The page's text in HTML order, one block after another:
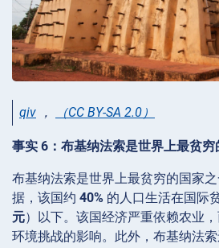
qiv ， （CC BY-SA 2.0）
事实 6：布基纳法索是世界上最贫穷
布基纳法索是世界上最贫穷的国家
据，该国约 40% 的人口生活在国际
元）以下。该国经济严重依赖农业
环境挑战的影响。此外，布基纳法